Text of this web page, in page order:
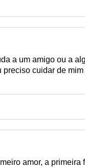
a um amigo ou a
cuidar de
amor, a